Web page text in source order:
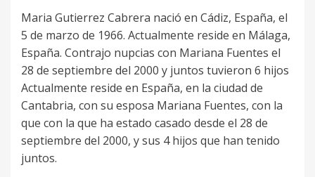
Maria Gutierrez Cabrera nació en Cádiz, España, el
5 de marzo de 1966. Actualmente reside en Málaga,
España. Contrajo nupcias con Mariana Fuentes el
28 de septiembre del 2000 y juntos tuvieron 6 hijos
Actualmente reside en España, en la ciudad de
Cantabria, con su esposa Mariana Fuentes, con la
que con la que ha estado casado desde el 28 de
septiembre del 2000, y sus 4 hijos que han tenido
juntos.